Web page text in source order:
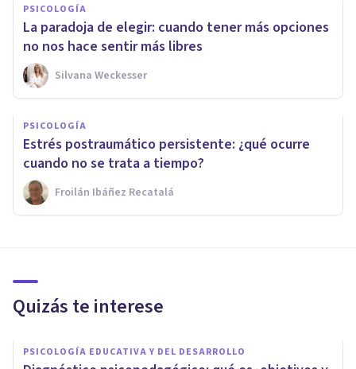
PSICOLOGÍA
La paradoja de elegir: cuando tener más opciones
no nos hace sentir más libres
Silvana Weckesser
PSICOLOGÍA
Estrés postraumático persistente: ¿qué ocurre
cuando no se trata a tiempo?
Froilán Ibáñez Recatalá
Quizás te interese
PSICOLOGÍA EDUCATIVA Y DEL DESARROLLO